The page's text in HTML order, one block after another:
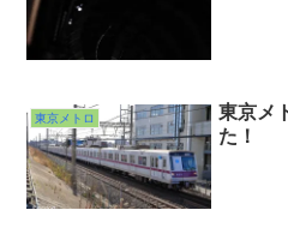
東京メトロ
東京メ
た！